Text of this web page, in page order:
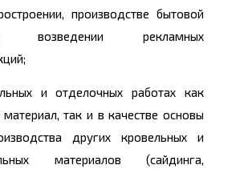
производстве бытовой
возведении рекламных
и отделочных работах как
так и в качестве основы
других кровельных и
материалов (сайдинга,